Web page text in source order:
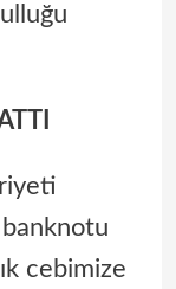
banknotu
cebimize